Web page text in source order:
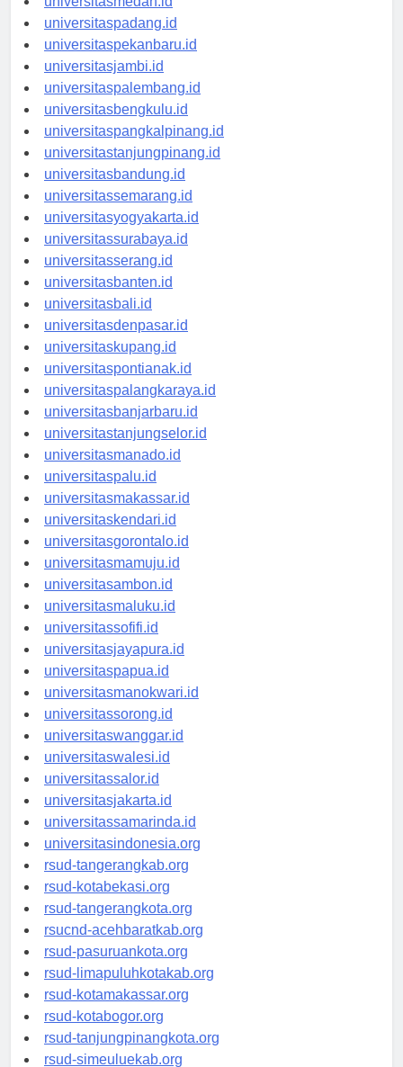
universitasmedan.id
universitaspadang.id
universitaspekanbaru.id
universitasjambi.id
universitaspalembang.id
universitasbengkulu.id
universitaspangkalpinang.id
universitastanjungpinang.id
universitasbandung.id
universitassemarang.id
universitasyogyakarta.id
universitassurabaya.id
universitasserang.id
universitasbanten.id
universitasbali.id
universitasdenpasar.id
universitaskupang.id
universitaspontianak.id
universitaspalangkaraya.id
universitasbanjarbaru.id
universitastanjungselor.id
universitasmanado.id
universitaspalu.id
universitasmakassar.id
universitaskendari.id
universitasgorontalo.id
universitasmamuju.id
universitasambon.id
universitasmaluku.id
universitassofifi.id
universitasjayapura.id
universitaspapua.id
universitasmanokwari.id
universitassorong.id
universitaswanggar.id
universitaswalesi.id
universitassalor.id
universitasjakarta.id
universitassamarinda.id
universitasindonesia.org
rsud-tangerangkab.org
rsud-kotabekasi.org
rsud-tangerangkota.org
rsucnd-acehbaratkab.org
rsud-pasuruankota.org
rsud-limapuluhkotakab.org
rsud-kotamakassar.org
rsud-kotabogor.org
rsud-tanjungpinangkota.org